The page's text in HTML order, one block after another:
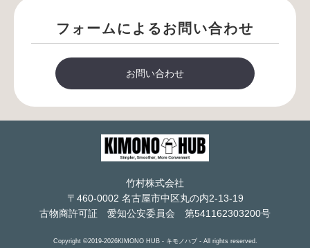
フォームによるお問い合わせ
お問い合わせ
竹村株式会社
〒460-0002 名古屋市中区丸の内2-13-19
古物商許可証 愛知公安委員会 第541162303200号
Copyright ©2019-2026KIMONO HUB - キモノハブ - All rights reserved.